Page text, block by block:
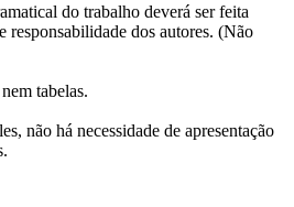
do trabalho deverá ser feita
responsabilidade dos autores. (Não
tabelas.
não há necessidade de apresentação